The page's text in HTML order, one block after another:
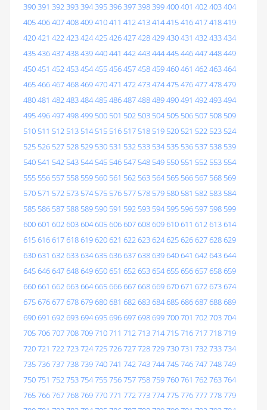
390391 392393394395396397398399400401 402403404
405406407408409410411 412413414415416417418419
420421 422423424425426427428429430431 432433434
435436437438439440441 442443444445446447448449
450451 452453454455456457458459460461 462463464
465466467468469470471 472473474475476477478479
480481 482483484485486487488489490491 492493494
495496497498499 500 501 502 503 504 505 506 507 508 509
510 511 512 513 514 515 516 517 518 519 520 521 522 523 524
525 526 527 528 529 530 531 532 533 534 535 536 537 538 539
540 541 542 543 544 545 546 547 548 549 550 551 552 553 554
555 556 557 558 559 560 561 562 563 564 565 566 567 568 569
570 571 572 573 574 575 576 577 578 579 580 581 582 583 584
585 586 587 588 589 590 591 592 593 594 595 596 597 598 599
600601 602603604605606607608609610611 612613614
615616617618619620621 622623624625626627628629
630631 632633634635636637638639640641 642643644
645646647648649650651 652653654655656657658659
660661 662663664665666667668669670671 672673674
675676677678679680681 682683684685686687688689
690691 692693694695696697698699700701 702703704
705706707708709710711 712713714715716717718719
720721 722723724725726727728729730731 732733734
735736737738739740741 742743744745746747748749
750751 752753754755756757758759760761 762763764
765766767768769770771 772773774775776777778779